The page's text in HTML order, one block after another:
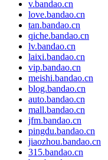
v.bandao.cn
love.bandao.cn
tan.bandao.cn
qiche.bandao.cn
lv.bandao.cn
laixi.bandao.cn
vip.bandao.cn
meishi.bandao.cn
blog.bandao.cn
auto.bandao.cn
mall.bandao.cn
jfm.bandao.cn
pingdu.bandao.cn
jiaozhou.bandao.cn
315.bandao.cn